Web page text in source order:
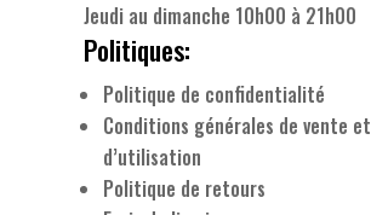
Jeudi au dimanche 10h00 à 21h00
Politiques:
Politique de confidentialité
Conditions générales de vente et
d’utilisation
Politique de retours